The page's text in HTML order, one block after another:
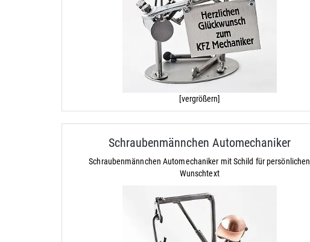
[vergrößern]
Schraubenmännchen Automechaniker
Schraubenmännchen Automechaniker mit Schild für persönlichen
Wunschtext